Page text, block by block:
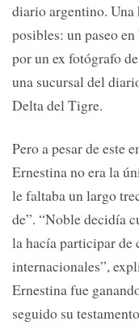
diario argentino. Una
posibles: un paseo
por un ex fotógrafo
una sucursal del
Delta del Tigre.
Pero a pesar de este
Ernestina no era la
le faltaba un largo
de”. “Noble decidía
la hacía participar de
internacionales”,
Ernestina fue
seguido su